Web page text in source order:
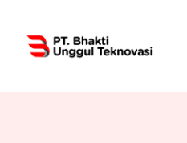
content